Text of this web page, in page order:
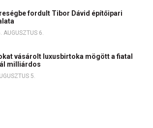
fordult Tibor Dávid építőipari
AUGUSZTUS 6.
vásárolt luxusbirtoka mögött a fiatal
milliárdos
5.